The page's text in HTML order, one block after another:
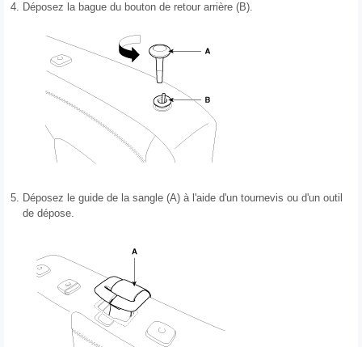
4. Déposez la bague du bouton de retour arrière (B).
5. Déposez le guide de la sangle (A) à l'aide d'un tournevis ou d'un outil
de dépose.